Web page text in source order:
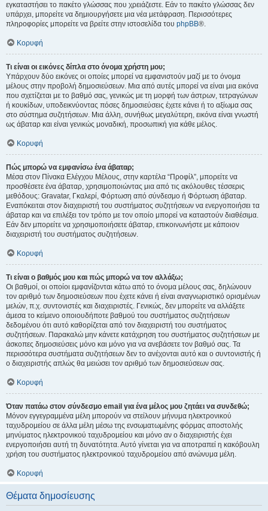
εγκαταστήσει το πακέτο γλώσσας που χρειάζεστε. Εάν το πακέτο γλώσσας δεν
υπάρχει, μπορείτε να δημιουργήσετε μια νέα μετάφραση. Περισσότερες
πληροφορίες μπορείτε να βρείτε στην ιστοσελίδα του phpBB®.
Κορυφή
Τι είναι οι εικόνες δίπλα στο όνομα χρήστη μου;
Υπάρχουν δύο εικόνες οι οποίες μπορεί να εμφανιστούν μαζί με το όνομα
μέλους στην προβολή δημοσιεύσεων. Μια από αυτές μπορεί να είναι μια εικόνα
που σχετίζεται με το βαθμό σας, γενικώς με τη μορφή των άστρων, τετραγώνων
ή κουκίδων, υποδεικνύοντας πόσες δημοσιεύσεις έχετε κάνει ή το αξίωμα σας
στο σύστημα συζητήσεων. Μια άλλη, συνήθως μεγαλύτερη, εικόνα είναι γνωστή
ως άβαταρ και είναι γενικώς μοναδική, προσωπική για κάθε μέλος.
Κορυφή
Πώς μπορώ να εμφανίσω ένα άβαταρ;
Μέσα στον Πίνακα Ελέγχου Μέλους, στην καρτέλα “Προφίλ”, μπορείτε να
προσθέσετε ένα άβαταρ, χρησιμοποιώντας μια από τις ακόλουθες τέσσερις
μεθόδους: Gravatar, Γκαλερί, Φόρτωση από σύνδεσμο ή Φόρτωση άβαταρ.
Εναπόκειται στον διαχειριστή του συστήματος συζητήσεων να ενεργοποιήσει τα
άβαταρ και να επιλέξει τον τρόπο με τον οποίο μπορεί να καταστούν διαθέσιμα.
Εάν δεν μπορείτε να χρησιμοποιήσετε άβαταρ, επικοινωνήστε με κάποιον
διαχειριστή του συστήματος συζητήσεων.
Κορυφή
Τι είναι ο βαθμός μου και πώς μπορώ να τον αλλάξω;
Οι βαθμοί, οι οποίοι εμφανίζονται κάτω από το όνομα μέλους σας, δηλώνουν
τον αριθμό των δημοσιεύσεων που έχετε κάνει ή είναι αναγνωριστικό ορισμένων
μελών, π.χ. συντονιστές και διαχειριστές. Γενικώς, δεν μπορείτε να αλλάξετε
άμεσα το κείμενο οποιουδήποτε βαθμού του συστήματος συζητήσεων
δεδομένου ότι αυτό καθορίζεται από τον διαχειριστή του συστήματος
συζητήσεων. Παρακαλώ μην κάνετε κατάχρηση του συστήματος συζητήσεων με
άσκοπες δημοσιεύσεις μόνο και μόνο για να ανεβάσετε τον βαθμό σας. Τα
περισσότερα συστήματα συζητήσεων δεν το ανέχονται αυτό και ο συντονιστής ή
ο διαχειριστής απλώς θα μειώσει τον αριθμό των δημοσιεύσεων σας.
Κορυφή
Όταν πατάω στον σύνδεσμο email για ένα μέλος μου ζητάει να συνδεθώ;
Μόνον εγγεγραμμένα μέλη μπορούν να στείλουν μήνυμα ηλεκτρονικού
ταχυδρομείου σε άλλα μέλη μέσω της ενσωματωμένης φόρμας αποστολής
μηνύματος ηλεκτρονικού ταχυδρομείου και μόνο αν ο διαχειριστής έχει
ενεργοποιήσει αυτή τη δυνατότητα. Αυτό γίνεται για να αποτραπεί η κακόβουλη
χρήση του συστήματος ηλεκτρονικού ταχυδρομείου από ανώνυμα μέλη.
Κορυφή
Θέματα δημοσίευσης